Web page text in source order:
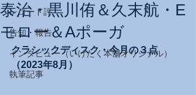
レコード評
告知・報告
インタビュー（いけたく本舗オリジナル）
執筆記事
泰治・黒川侑＆久末航・E
モロー＆Aポーガ
クラシックディスク・今月の３点
（2023年8月）